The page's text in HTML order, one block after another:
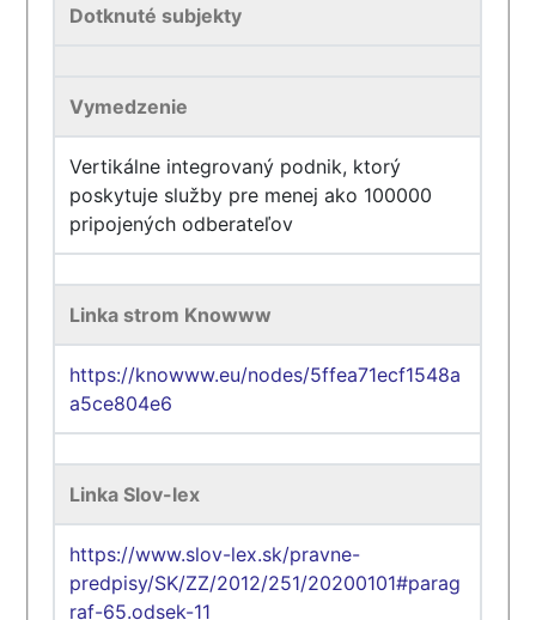
Dotknuté subjekty
Vymedzenie
Vertikálne integrovaný podnik, ktorý
poskytuje služby pre menej ako 100000
pripojených odberateľov
Linka strom Knowww
https://knowww.eu/nodes/5ffea71ecf1548a
a5ce804e6
Linka Slov-lex
https://www.slov-lex.sk/pravne-
predpisy/SK/ZZ/2012/251/20200101#parag
raf-65.odsek-11